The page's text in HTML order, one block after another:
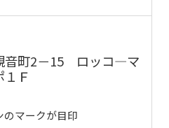
音町2－15 ロッコ―マ
Ｆ
マークが目印